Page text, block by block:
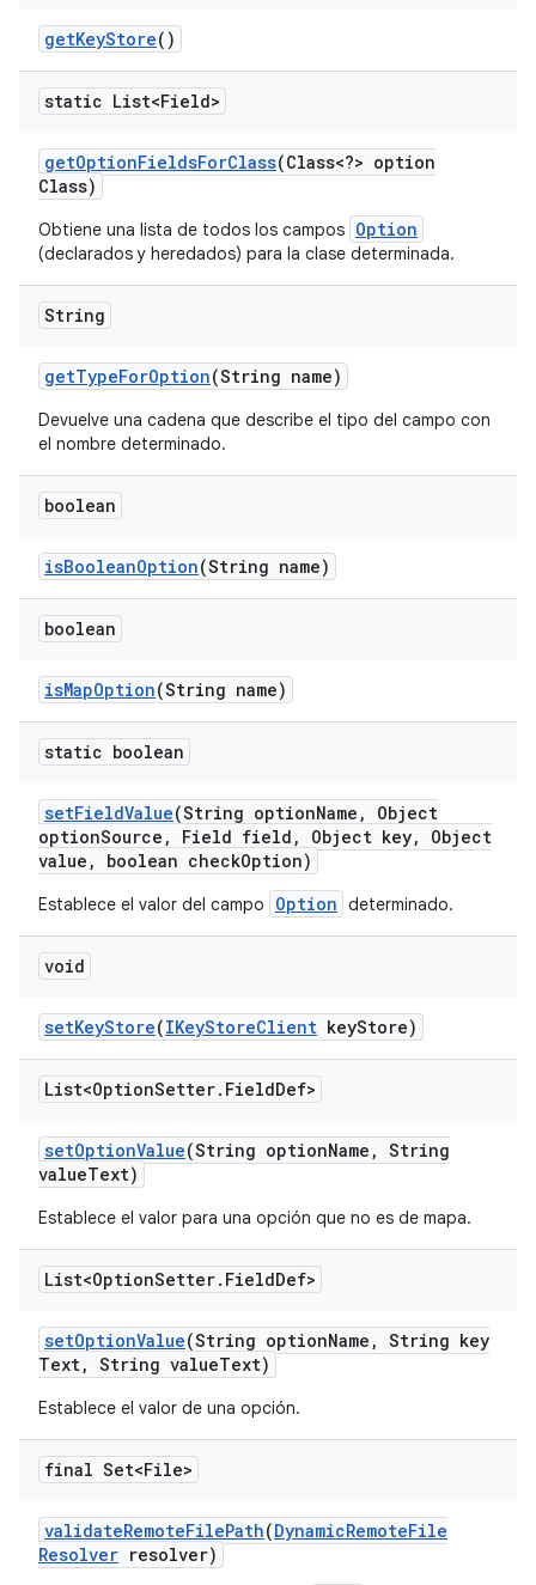
getKeyStore()
static List<Field>
getOptionFieldsForClass(Class<?> option
Class)
Obtiene una lista de todos los campos Option
(declarados y heredados) para la clase determinada.
String
getTypeForOption(String name)
Devuelve una cadena que describe el tipo del campo con
el nombre determinado.
boolean
isBooleanOption(String name)
boolean
isMapOption(String name)
static boolean
setFieldValue(String optionName ,
Object
optionSource , Field field , Object key,
Object
value , boolean checkOption)
Establece el valor del campo Option determinado.
void
setKeyStore(IKeyStoreClient keyStore)
List<OptionSetter. FieldDef>
setOptionValue(String optionName , String
valueText)
Establece el valor para una opción que no es de mapa.
List<OptionSetter. FieldDef>
setOptionValue(String optionName , String key
Text, String valueText)
Establece el valor de una opción.
final Set<File>
validateRemoteFilePath(DynamicRemoteFile
Resolver resolver)